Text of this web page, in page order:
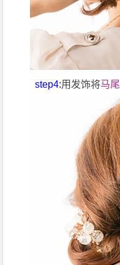
step4:用发饰将马尾